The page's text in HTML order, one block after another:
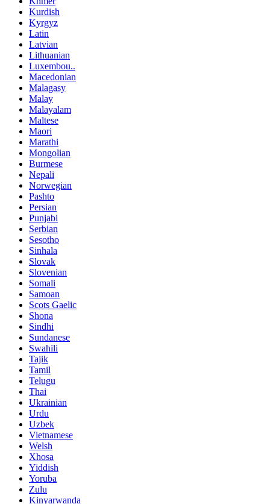
Kurdish
Kyrgyz
Latin
Latvian
Lithuanian
Luxembou..
Macedonian
Malagasy
Malay
Malayalam
Maltese
Maori
Marathi
Mongolian
Burmese
Nepali
Norwegian
Pashto
Persian
Punjabi
Serbian
Sesotho
Sinhala
Slovak
Slovenian
Somali
Samoan
Scots Gaelic
Shona
Sindhi
Sundanese
Swahili
Tajik
Tamil
Telugu
Thai
Ukrainian
Urdu
Uzbek
Vietnamese
Welsh
Xhosa
Yiddish
Yoruba
Zulu
Kinyarwanda